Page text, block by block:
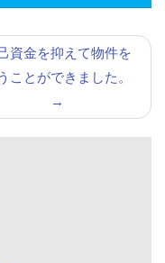
資金を抑えて物件を
ことができました。
→